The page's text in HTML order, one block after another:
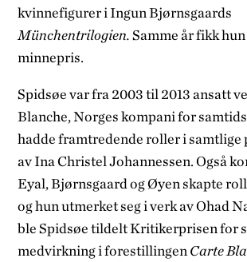
kvinnefigurer i Ingun Bjørnsgaards
Münchentrilogien.Samme år fikk
minnepris.
Spidsøe var fra 2003 til 2013 ansatt
Blanche, Norges kompani for
hadde framtredende roller i
av Ina Christel Johannessen. Også
Eyal, Bjørnsgaard og Øyen skapte
og hun utmerket seg i verk av Ohad
ble Spidsøe tildelt Kritikerprisen for
medvirkning i forestillingen Carte